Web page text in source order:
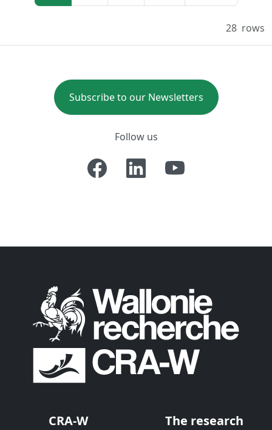
28 rows
Subscribe to our Newsletters
Follow us
CRA-W The research